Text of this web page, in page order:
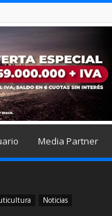
Media Partner
Noticias